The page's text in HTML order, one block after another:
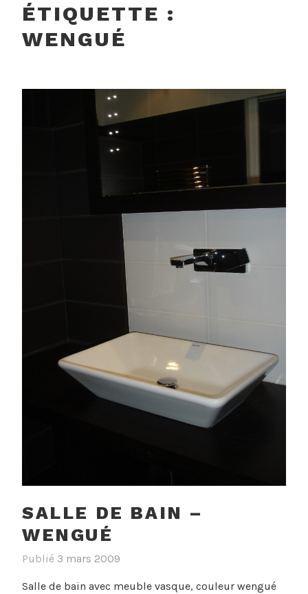
ÉTIQUETTE :
WENGUÉ
SALLE DE BAIN –
WENGUÉ
Publié 3 mars 2009
Salle de bain avec meuble vasque, couleur wengué